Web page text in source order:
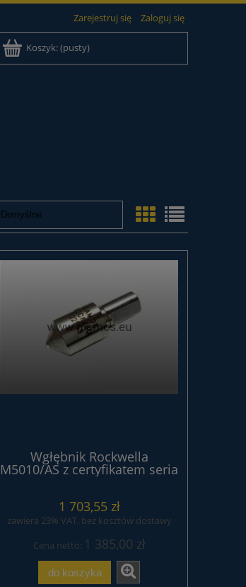
Zarejestruj się Zaloguj się
Koszyk:(pusty)
Wgłębnik Rockwella
M5010/AS z certyfikatem seria
STANDARD
1 703,55 zł
zawiera 23% VAT, bez kosztów dostawy
Cena netto: 1 385,00 zł
do koszyka